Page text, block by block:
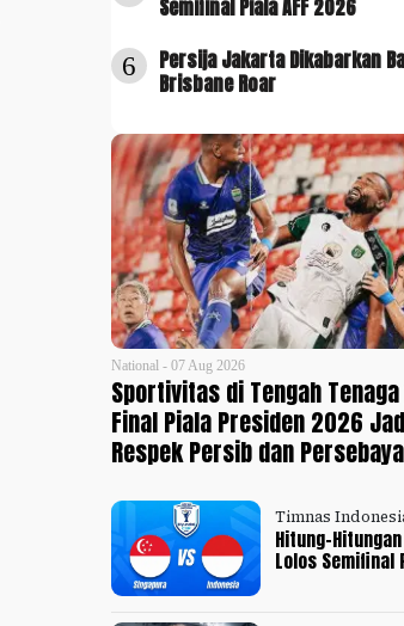
Semifinal Piala AFF 2026
6
Persija Jakarta Dikabarkan
Brisbane Roar
National - 07 Aug 2026
Sportivitas di Tengah
Final Piala Presiden 2026
Respek Persib dan Persebaya
Timnas
Hitung-
Lolos Semifinal